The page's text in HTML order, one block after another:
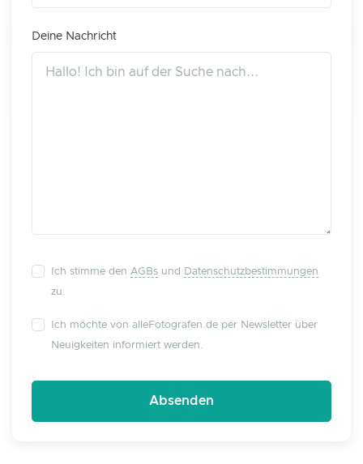
Deine Nachricht
Ich stimme den AGBs und
Datenschutzbestimmungen
zu.
Ich möchte von alleFotografen.de per Newsletter über
Neuigkeiten informiert werden.